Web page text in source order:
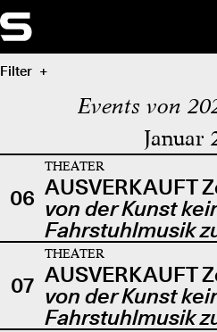
Filter
Events von
Januar
06
THEATER
AUSVERKAUFT
von der Kunst
Fahrstuhlmusik
07
THEATER
AUSVERKAUFT
von der Kunst
Fahrstuhlmusik